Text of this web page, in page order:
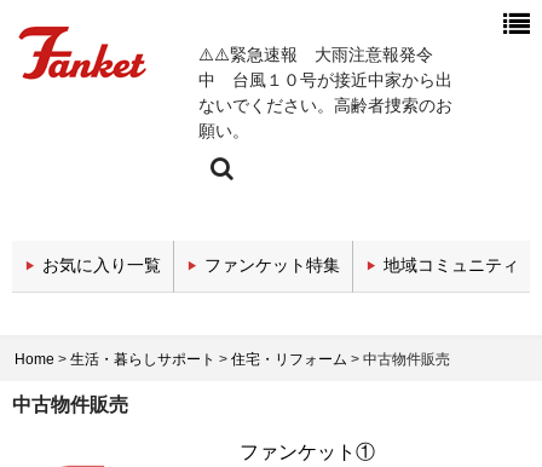
⚠️⚠️緊急速報 大雨注意報発令
中 台風１０号が接近中家から出
ないでください。高齢者捜索のお
願い。
今週の新着チャンネル
エンタメチャンネル
医療関係チャンネル
お気に入り一覧 ファンケット特集 地域コミュニティ
Home > 生活・暮らしサポート > 住宅・リフォーム > 中古物件販売
中古物件販売
ファンケット①